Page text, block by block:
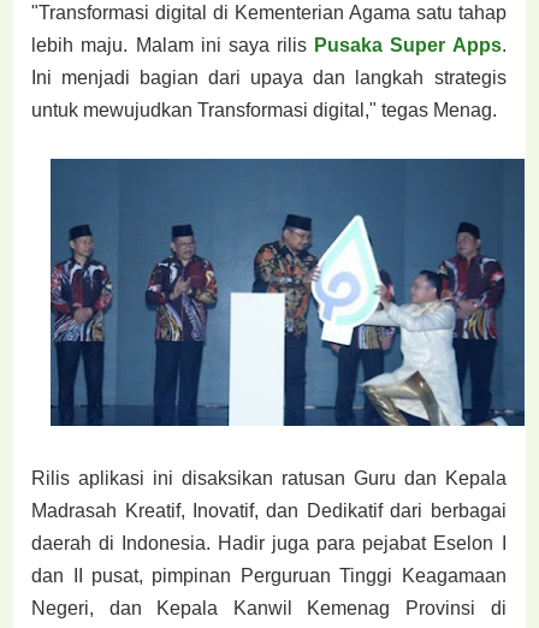
"Transformasi digital di Kementerian Agama satu tahap
lebih maju. Malam ini saya rilis Pusaka Super Apps.
Ini menjadi bagian dari upaya dan langkah strategis
untuk mewujudkan Transformasi digital," tegas Menag.
Rilis aplikasi ini disaksikan ratusan Guru dan Kepala
Madrasah Kreatif, Inovatif, dan Dedikatif dari berbagai
daerah di Indonesia. Hadir juga para pejabat Eselon I
dan II pusat, pimpinan Perguruan Tinggi Keagamaan
Negeri, dan Kepala Kanwil Kemenag Provinsi di